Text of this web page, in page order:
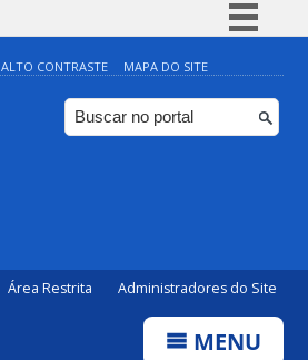
Simplifique!
Comunica BR
Participe
ALTO CONTRASTE MAPA DO SITE
Área Restrita Administradores do Site
MENU